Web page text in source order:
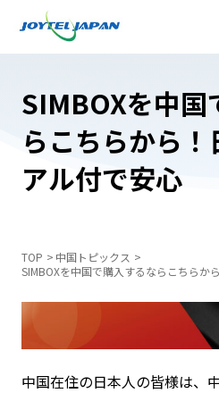
料金プラン
プラン/商品
よくある質問
中国トピックス
法人登録
SIMBOXを中国
らこちらから
アル付で安心
TOP
中国トピックス
SIMBOXを中国で購入するならこちらか
中国在住の日本人の皆様は、